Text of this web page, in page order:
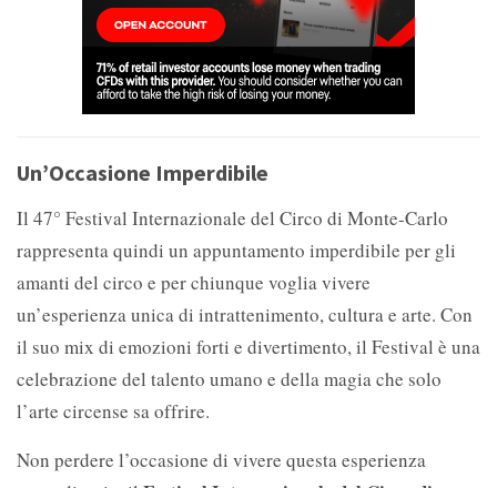
Un’Occasione Imperdibile
Il 47° Festival Internazionale del Circo di Monte-Carlo
rappresenta quindi un appuntamento imperdibile per gli
amanti del circo e per chiunque voglia vivere
un’esperienza unica di intrattenimento, cultura e arte. Con
il suo mix di emozioni forti e divertimento, il Festival è una
celebrazione del talento umano e della magia che solo
l’arte circense sa offrire.
Non perdere l’occasione di vivere questa esperienza